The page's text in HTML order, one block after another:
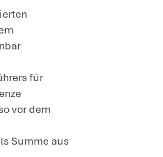
des BMF:
wonach die
Geschäftsführers nicht
das